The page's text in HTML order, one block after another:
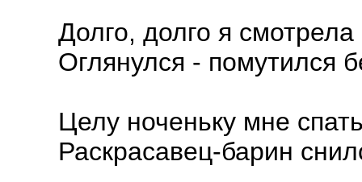
Долго, долго я
Оглянулся - помутился
Целу ноченьку мне
Раскрасавец-барин